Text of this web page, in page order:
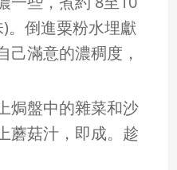
。倒進粟粉水埋獻
己滿意的濃稠度，
焗盤中的雜菜和沙
蘑菇汁，即成。趁